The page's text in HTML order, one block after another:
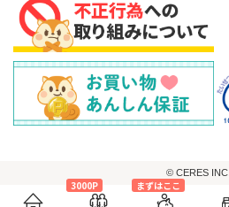
3000P
まずはここ
© CERES INC.